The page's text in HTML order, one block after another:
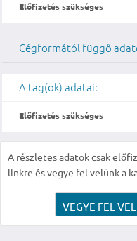
Előfizetés szükséges
Cégformától függő
A tag(ok) adatai:
Előfizetés szükséges
A részletes adatok csak
linkre és vegye fel velünk a
VEGYE FEL